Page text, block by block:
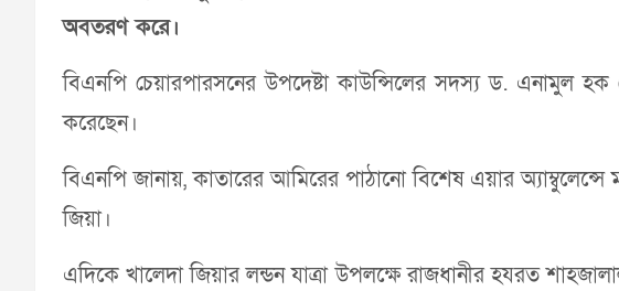
অবতরণ করে।
বিএনপি চেয়ারপারসনের উপদেষ্টা কাউন্সিলের সদস্য ড. এনামুল
করেছেন।
বিএনপি জানায়, কাতারের আমিরের পাঠানো বিশেষ এয়ার অ্যাম্বুলেন্সে
জিয়া।
এদিকে খালেদা জিয়ার লন্ডন যাত্রা উপলক্ষে রাজধানীর হযরত